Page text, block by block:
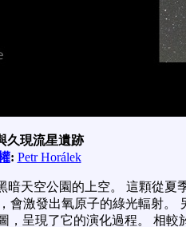
久現流星遺跡
: Petr Horálek
暗天空公園的上空。 這顆從夏
會激發出氧原子的綠光輻射。
呈現了它的演化過程。 相較